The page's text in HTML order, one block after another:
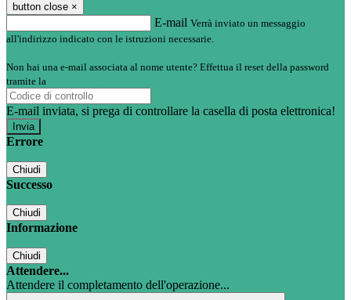
button close ×
E-mail Verrà inviato un messaggio
all'indirizzo indicato con le istruzioni necessarie.
Non hai una e-mail associata al nome utente? Effettua il reset della password
tramite la
E-mail inviata, si prega di controllare la casella di posta elettronica!
Errore
Chiudi
Successo
Chiudi
Informazione
Chiudi
Attendere...
Attendere il completamento dell'operazione...